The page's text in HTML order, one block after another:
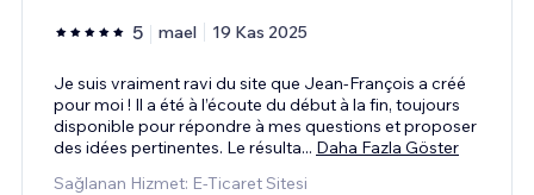
5 mael 19 Kas 2025
Je suis vraiment ravi du site que Jean-François a créé
pour moi ! Il a été à l’écoute du début à la fin, toujours
disponible pour répondre à mes questions et proposer
des idées pertinentes. Le résulta... Daha Fazla Göster
Sağlanan Hizmet: E-Ticaret Sitesi